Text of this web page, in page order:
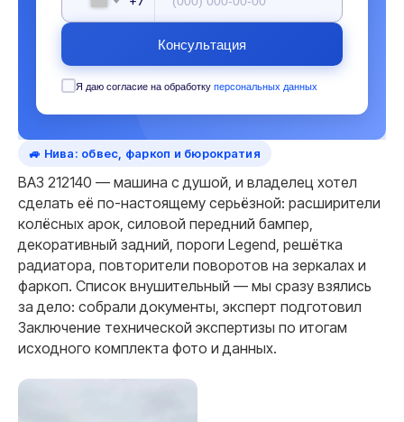
Консультация
Я даю согласие на обработку персональных данных
🚙 Нива: обвес, фаркоп и бюрократия
ВАЗ 212140 — машина с душой, и владелец хотел
сделать её по-настоящему серьёзной: расширители
колёсных арок, силовой передний бампер,
декоративный задний, пороги Legend, решётка
радиатора, повторители поворотов на зеркалах и
фаркоп. Список внушительный — мы сразу взялись
за дело: собрали документы, эксперт подготовил
Заключение технической экспертизы по итогам
исходного комплекта фото и данных.